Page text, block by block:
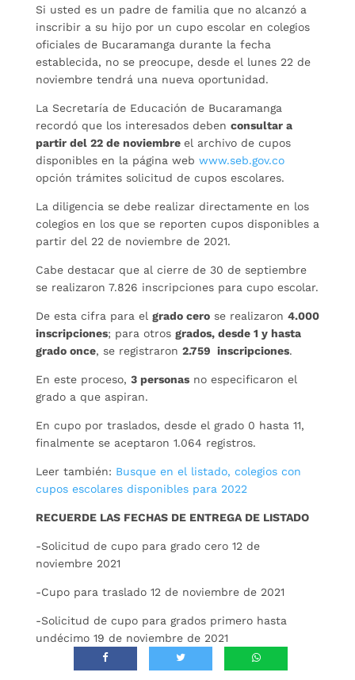
Si usted es un padre de familia que no alcanzó a
inscribir a su hijo por un cupo escolar en colegios
oficiales de Bucaramanga durante la fecha
establecida, no se preocupe, desde el lunes 22 de
noviembre tendrá una nueva oportunidad.
La Secretaría de Educación de Bucaramanga
recordó que los interesados deben consultar a
partir del 22 de noviembre el archivo de cupos
disponibles en la página web www.seb.gov.co
opción trámites solicitud de cupos escolares.
La diligencia se debe realizar directamente en los
colegios en los que se reporten cupos disponibles a
partir del 22 de noviembre de 2021.
Cabe destacar que al cierre de 30 de septiembre
se realizaron 7.826 inscripciones para cupo escolar.
De esta cifra para el grado cerose realizaron 4.000
inscripciones; para otros grados, desde 1 y hasta
grado once, se registraron 2.759 inscripciones.
En este proceso, 3 personasno especificaron el
grado a que aspiran.
En cupo por traslados, desde el grado 0 hasta 11,
finalmente se aceptaron 1.064 registros.
Leer también: Busque en el listado, colegios con
cupos escolares disponibles para 2022
RECUERDE LAS FECHAS DE ENTREGA DE LISTADO
-Solicitud de cupo para grado cero 12 de
noviembre 2021
-Cupo para traslado 12 de noviembre de 2021
-Solicitud de cupo para grados primero hasta
undécimo 19 de noviembre de 2021